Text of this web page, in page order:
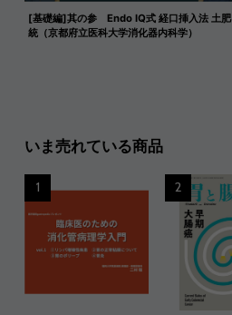
[基礎編]其の参 Endo IQ式 経口挿入法 土肥
統（京都府立医科大学消化器内科学）
いま売れている商品
1 2